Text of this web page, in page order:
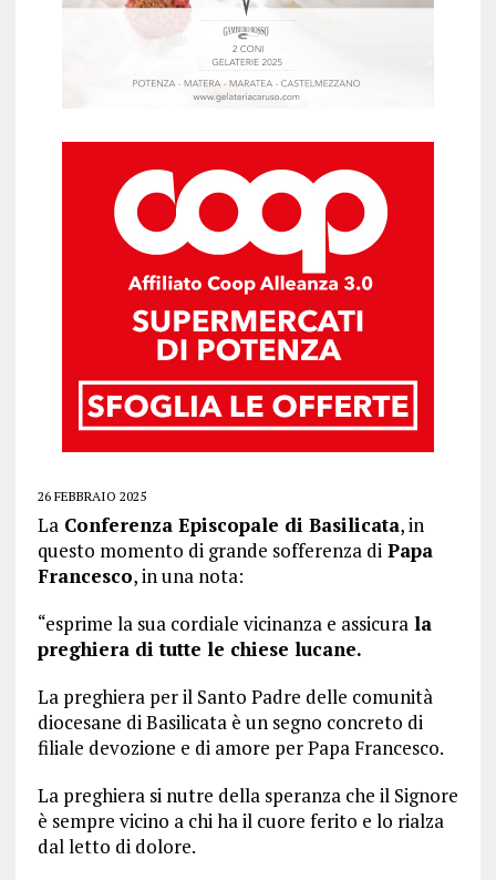
26 FEBBRAIO 2025
LaConferenza Episcopale di Basilicata, in
questo momento di grande sofferenza diPapa
Francesco, in una nota:
“esprime la sua cordiale vicinanza e assicurala
preghiera di tutte le chiese lucane.
La preghiera per il Santo Padre delle comunità
diocesane di Basilicata è un segno concreto di
filiale devozione e di amore per Papa Francesco.
La preghiera si nutre della speranza che il Signore
è sempre vicino a chi ha il cuore ferito e lo rialza
dal letto di dolore.